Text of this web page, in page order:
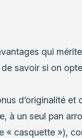
qui
savoir si on
d’originalité et
à un seul pan
« casquette »),